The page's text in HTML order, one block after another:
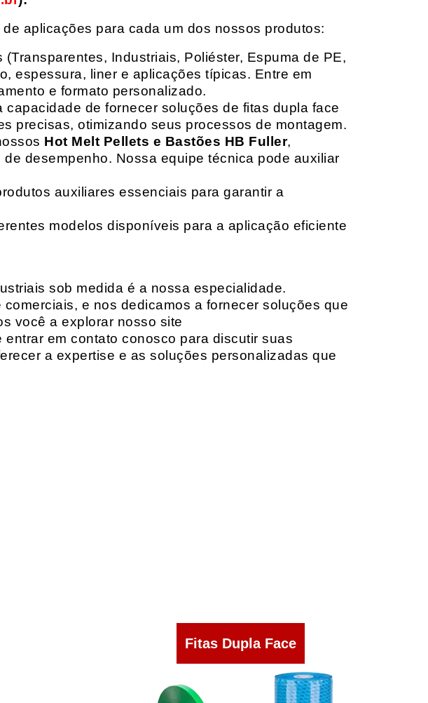
aplicações para cada um dos nossos produtos:
Industriais, Poliéster, Espuma de PE,
espessura, liner e aplicações típicas. Entre em
e formato personalizado.
capacidade de fornecer soluções de fitas dupla face
precisas, otimizando seus processos de montagem.
Hot Melt Pellets e Bastões HB Fuller,
desempenho. Nossa equipe técnica pode auxiliar
auxiliares essenciais para garantir a
modelos disponíveis para a aplicação eficiente
sob medida é a nossa especialidade.
e nos dedicamos a fornecer soluções que
você a explorar nosso site
em contato conosco para discutir suas
a expertise e as soluções personalizadas que
Fitas Dupla Face